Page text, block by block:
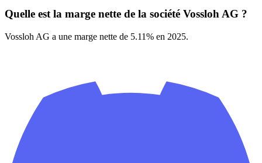
Quelle est la marge nette de la société Vossloh AG ?
Vossloh AG a une marge nette de 5.11% en 2025.